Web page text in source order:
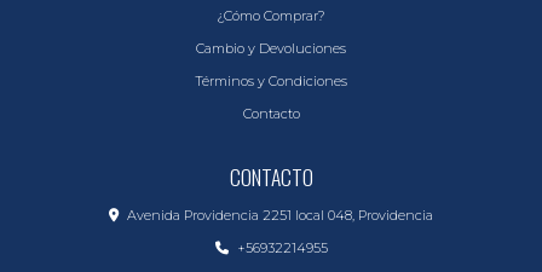
¿Cómo Comprar?
Cambio y Devoluciones
Términos y Condiciones
Contacto
CONTACTO
Avenida Providencia 2251 local 048, Providencia
+56932214955